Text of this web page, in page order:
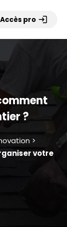
Accès pro login
?
>
votre